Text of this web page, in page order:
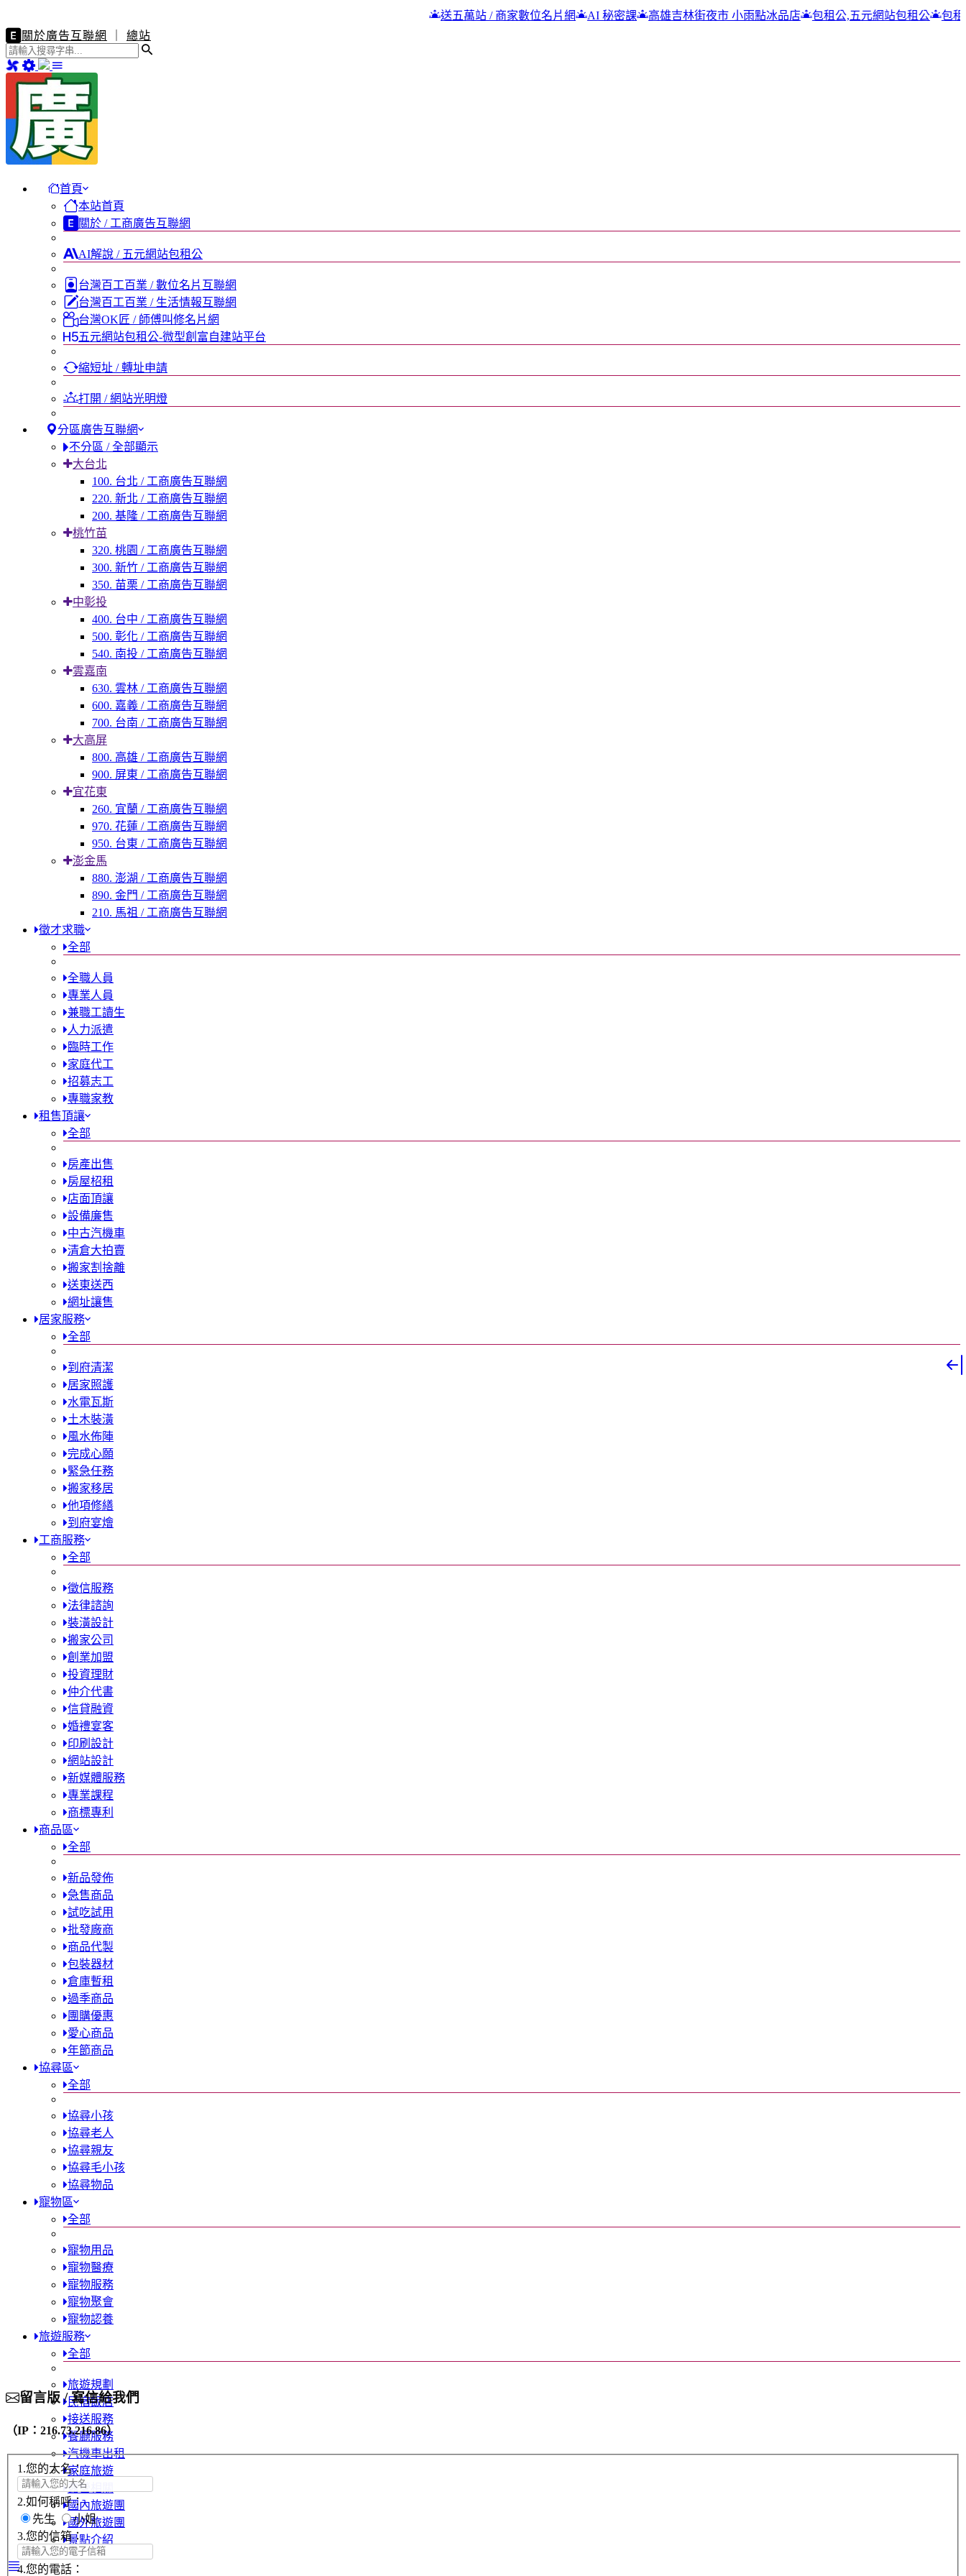
送五萬站 / 商家數位名片網 AI 秘密課 高雄吉林街夜市 小雨點冰品店 包租公,五元網站包租公
包租公
關於廣告互聯網
總站
首頁
本站首頁
關於 / 工商廣告互聯網
AI解說 / 五元網站包租公
台灣百工百業 / 數位名片互聯網
台灣百工百業 / 生活情報互聯網
台灣OK匠 / 師傅叫修名片網
五元網站包租公-微型創富自建站平台
縮短址 / 轉址申請
打開 / 網站光明燈
分區廣告互聯網
不分區 / 全部顯示
大台北
100. 台北 / 工商廣告互聯網
220. 新北 / 工商廣告互聯網
200. 基隆 / 工商廣告互聯網
桃竹苗
320. 桃園 / 工商廣告互聯網
300. 新竹 / 工商廣告互聯網
350. 苗栗 / 工商廣告互聯網
中彰投
400. 台中 / 工商廣告互聯網
500. 彰化 / 工商廣告互聯網
540. 南投 / 工商廣告互聯網
雲嘉南
630. 雲林 / 工商廣告互聯網
600. 嘉義 / 工商廣告互聯網
700. 台南 / 工商廣告互聯網
大高屏
800. 高雄 / 工商廣告互聯網
900. 屏東 / 工商廣告互聯網
宜花東
260. 宜蘭 / 工商廣告互聯網
970. 花蓮 / 工商廣告互聯網
950. 台東 / 工商廣告互聯網
澎金馬
880. 澎湖 / 工商廣告互聯網
890. 金門 / 工商廣告互聯網
210. 馬祖 / 工商廣告互聯網
徵才求職
全部
全職人員
專業人員
兼職工讀生
人力派遣
臨時工作
家庭代工
招募志工
專職家教
租售頂讓
全部
房產出售
房屋柖租
店面頂讓
設備廉售
中古汽機車
清倉大拍賣
搬家割捨離
送東送西
網址讓售
居家服務
全部
到府清潔
居家照護
水電瓦斯
土木裝潢
風水佈陣
完成心願
緊急任務
搬家移居
他項修繕
到府宴燴
工商服務
全部
徵信服務
法律諮詢
裝潢設計
搬家公司
創業加盟
投資理財
仲介代書
信貸融資
婚禮宴客
印刷設計
網站設計
新媒體服務
專業課程
商標專利
商品區
全部
新品發佈
急售商品
試吃試用
批發廠商
商品代製
包裝器材
倉庫暫租
過季商品
團購優惠
愛心商品
年節商品
協尋區
全部
協尋小孩
協尋老人
協尋親友
協尋毛小孩
協尋物品
寵物區
全部
寵物用品
寵物醫療
寵物服務
寵物聚會
寵物認養
旅遊服務
全部
旅遊規劃
民宿飯店
接送服務
餐廳服務
汽機車出租
家庭旅遊
露營相關
國內旅遊團
國外旅遊團
景點介紹
留言版 / 寫信給我們
（IP：216.73.216.86）
1.您的大名：
2.如何稱呼：
先生
小姐
3.您的信箱：
4.您的電話：